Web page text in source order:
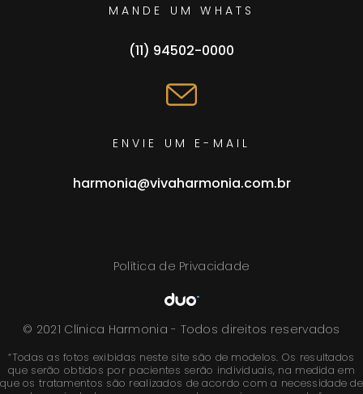
MANDE UM WHATS
(11) 94502-0000
ENVIE UM E-MAIL
harmonia@vivaharmonia.com.br
© 2021 Clínica Harmonia - Todos direitos reservados
Política de Privacidade
“Todas as fotos exibidas neste site são de modelos. Os resultados
que serão obtidos por pacientes serão individuais, na medida em
que os tratamentos são realizados de acordo com a necessidade de